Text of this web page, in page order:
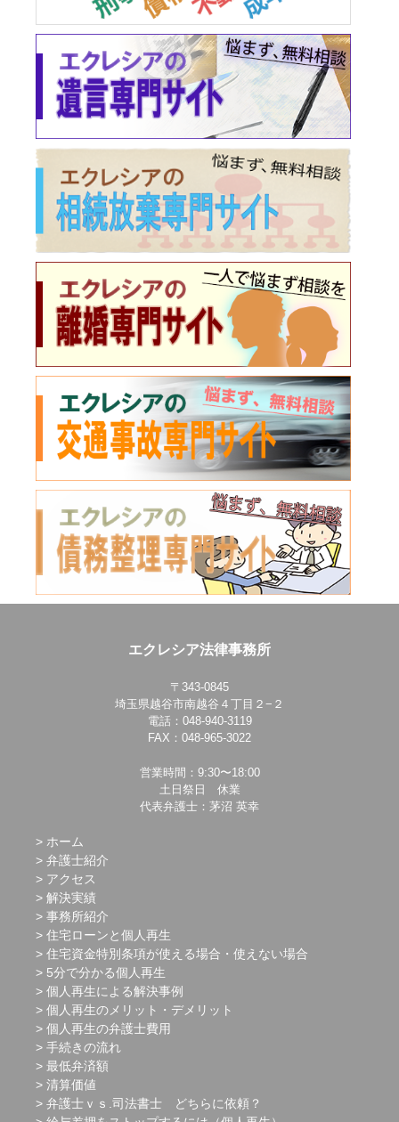
エクレシア法律事務所
〒343-0845
埼玉県越谷市南越谷４丁目２−２
電話：048-940-3119
FAX：048-965-3022
営業時間：9:30〜18:00
土日祭日 休業
代表弁護士：茅沼 英幸
ホーム
弁護士紹介
アクセス
解決実績
事務所紹介
住宅ローンと個人再生
住宅資金特別条項が使える場合・使えない場合
5分で分かる個人再生
個人再生による解決事例
個人再生のメリット・デメリット
個人再生の弁護士費用
手続きの流れ
最低弁済額
清算価値
弁護士ｖｓ.司法書士 どちらに依頼？